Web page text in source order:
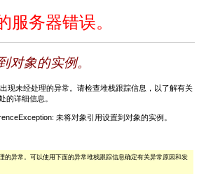
服务器错误。
对象的实例。
现未经处理的异常。请检查堆栈跟踪信息，以了解有关
的详细信息。
未将对象引用设置到对象的实例。
的异常。可以使用下面的异常堆栈跟踪信息确定有关异常原因和发